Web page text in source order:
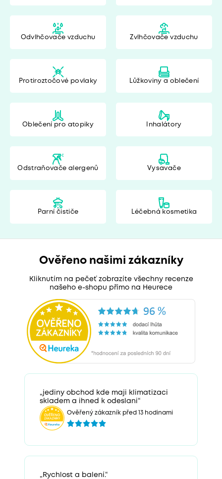
Odvlhčovače vzduchu Zvlhčovače vzduchu
Protiroztočové povlaky Lůžkoviny a oblečení
Oblečení pro atopiky Inhalátory
Odstraňovače alergenů Vysavače
Parní čističe Léčebná kosmetika
Ověřeno našimi zákazníky
Kliknutím na pečeť zobrazíte všechny recenze
našeho e-shopu přímo na Heurece
„jediny obchod kde maji klimatizaci
skladem a ihned k odeslani“
Ověřený zákazník před 13 hodinami
„Rychlost a balení.“